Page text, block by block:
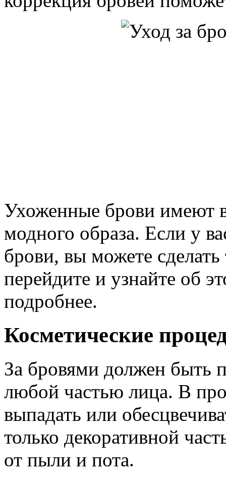
Ухоженные брови имеют
модного образа. Если у
брови, вы можете
перейдите и узнайте об
подробнее.
Косметические
За бровями должен быть
любой частью лица. В
выпадать или
только декоративной
от пыли и пота.